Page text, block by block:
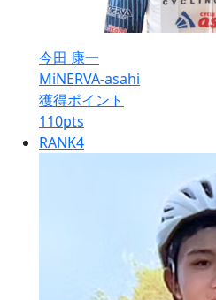
今田 康一
MiNERVA-asahi
獲得ポイント
110pts
RANK4